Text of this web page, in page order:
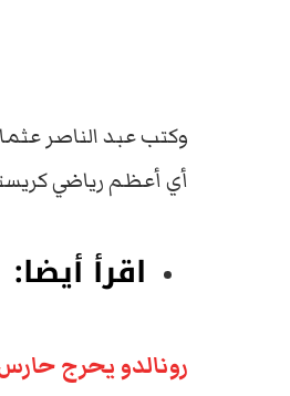
أي أعظم رياضي
اقرأ أيضا:
رونالدو يحرج